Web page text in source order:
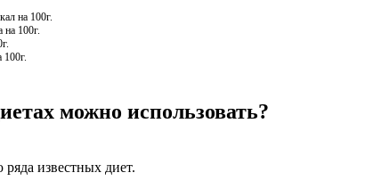
на 100г.
100г.
можно использовать?
известных диет.